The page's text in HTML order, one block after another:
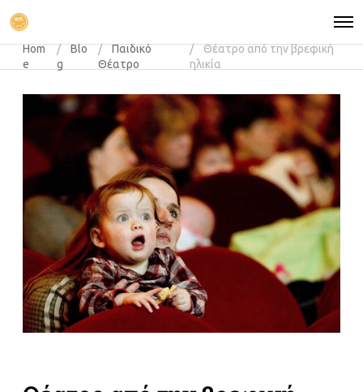
Hom
e
Blo
g
Παιδικό
Θέατρο
Θέατρο από την βρεφική
ηλικία